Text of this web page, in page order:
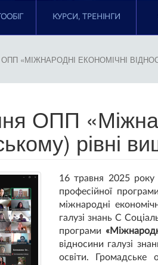
КУРСИ, ТРЕНІНГИ
«МІЖНАРОДНІ ЕКОНОМІЧНІ
ОПП
рівні
16 травня 2025 року
професійної
міжнародні
галузі знань С
програми
відносини галузі
освіти.